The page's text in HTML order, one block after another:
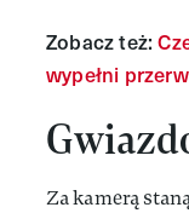
Zobacz też:
wypełni
Za kamerą